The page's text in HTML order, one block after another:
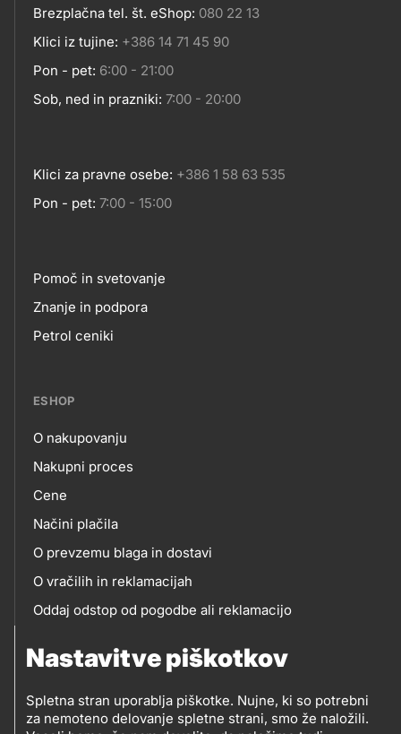
Nastavitve piškotkov
Spletna stran uporablja piškotke. Nujne, ki so potrebni
za nemoteno delovanje spletne strani, smo že naložili.
Kontakt
Brezplačna tel. št. eShop: 080 22 13
Klici iz tujine: +386 14 71 45 90
Pon - pet: 6:00 - 21:00
Sob, ned in prazniki: 7:00 - 20:00
Klici za pravne osebe: +386 1 58 63 535
Pon - pet: 7:00 - 15:00
Footer
links
Pomoč in svetovanje
Znanje in podpora
Petrol ceniki
ESHOP
eshop
O nakupovanju
Nakupni proces
Cene
Načini plačila
O prevzemu blaga in dostavi
O vračilih in reklamacijah
Oddaj odstop od pogodbe ali reklamacijo
(OEEO)